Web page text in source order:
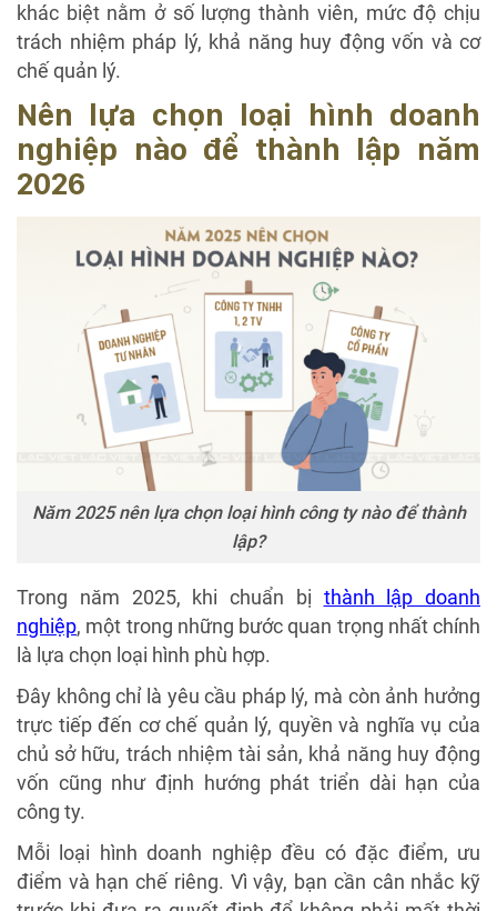
khác biệt nằm ở số lượng thành viên, mức độ chịu
trách nhiệm pháp lý, khả năng huy động vốn và cơ
chế quản lý.
Nên lựa chọn loại hình doanh
nghiệp nào để thành lập năm
2026
Năm 2025 nên lựa chọn loại hình công ty nào để thành
lập?
Trong năm 2025, khi chuẩn bị thành lập doanh
nghiệp, một trong những bước quan trọng nhất chính
là lựa chọn loại hình phù hợp.
Đây không chỉ là yêu cầu pháp lý, mà còn ảnh hưởng
trực tiếp đến cơ chế quản lý, quyền và nghĩa vụ của
chủ sở hữu, trách nhiệm tài sản, khả năng huy động
vốn cũng như định hướng phát triển dài hạn của
công ty.
Mỗi loại hình doanh nghiệp đều có đặc điểm, ưu
điểm và hạn chế riêng. Vì vậy, bạn cần cân nhắc kỹ